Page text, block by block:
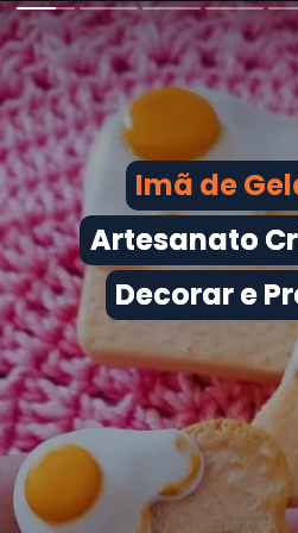
Imã de
Artesanato
Decorar e
Imã de
Artesanato
Decorar e